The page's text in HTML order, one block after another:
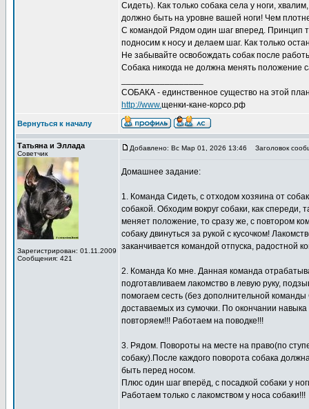
Сидеть). Как только собака села у ноги,
должно быть на уровне вашей ноги! Чем
С командой Рядом один шаг вперед. Принцип
подносим к носу и делаем шаг. Как только
Не забывайте освобождать собак после
Собака никогда не должна менять положение
СОБАКА - единственное существо на этой
http://www.щенки-кане-корсо.рф
Вернуться к началу
Татьяна и Эллада
Советчик
Зарегистрирован: 01.11.2009
Сообщения: 421
Добавлено: Вс Мар 01, 2026 13:46 Заголовок
Домашнее задание:
1. Команда Сидеть, с отходом хозяина от
собакой. Обходим вокруг собаки, как спереди,
меняет положение, то сразу же, с повтором
собаку двинуться за рукой с кусочком!
заканчивается командой отпуска, радостной
2. Команда Ко мне. Данная команда
подготавливаем лакомство в левую руку,
помогаем сесть (без дополнительной
доставаемых из сумочки. По окончании
повторяем!!! Работаем на поводке!!!
3. Рядом. Повороты на месте на право(по
собаку).После каждого поворота собака
быть перед носом.
Плюс один шаг вперёд, с посадкой собаки у
Работаем только с лакомством у носа собаки!!!